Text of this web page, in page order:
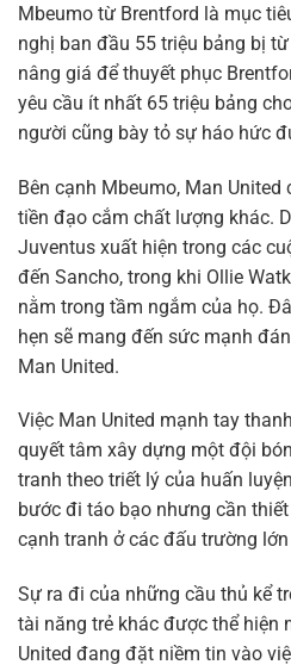
Mbeumo từ Brentford là mục
nghị ban đầu 55 triệu bảng bị
nâng giá để thuyết phục
yêu cầu ít nhất 65 triệu bảng
người cũng bày tỏ sự háo hức
Bên cạnh Mbeumo, Man
tiền đạo cắm chất lượng khác.
Juventus xuất hiện trong các
đến Sancho, trong khi Ollie
nằm trong tầm ngắm của họ.
hẹn sẽ mang đến sức mạnh
Man United.
Việc Man United mạnh tay
quyết tâm xây dựng một đội
tranh theo triết lý của huấn
bước đi táo bạo nhưng cần
cạnh tranh ở các đấu trường
Sự ra đi của những cầu thủ kể
tài năng trẻ khác được thể hiện
United đang đặt niềm tin vào